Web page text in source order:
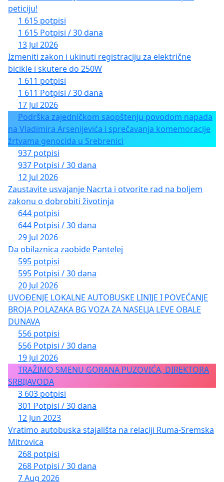
peticiju!
1 615 potpisi
1 615 Potpisi / 30 dana
13 Jul 2026
Izmeniti zakon i ukinuti registraciju za električne
bicikle i skutere do 250W
1 611 potpisi
1 611 Potpisi / 30 dana
17 Jul 2026
Podrška zajedničkom saopštenju povodom napada
na Vladimira Arsenijevića i sprečavanja komemoracije
žrtvama genocida u Srebrenici
937 potpisi
937 Potpisi / 30 dana
12 Jul 2026
Zaustavite usvajanje Nacrta i otvorite rad na boljem
zakonu o dobrobiti životinja
644 potpisi
644 Potpisi / 30 dana
29 Jul 2026
Da obilaznica zaobiđe Pantelej
595 potpisi
595 Potpisi / 30 dana
20 Jul 2026
UVOĐENJE LOKALNE AUTOBUSKE LINIJE I POVEĆANJE
BROJA POLAZAKA BG VOZA ZA NASELJA LEVE OBALE
DUNAVA
556 potpisi
556 Potpisi / 30 dana
19 Jul 2026
TRAŽIMO SMENU GORANA PUZOVIĆA, DIREKTORA
SRBIJAVODA
3 603 potpisi
301 Potpisi / 30 dana
12 Jun 2023
Vratimo autobuska stajališta na relaciji Ruma-Sremska
Mitrovica
268 potpisi
268 Potpisi / 30 dana
7 Aug 2026